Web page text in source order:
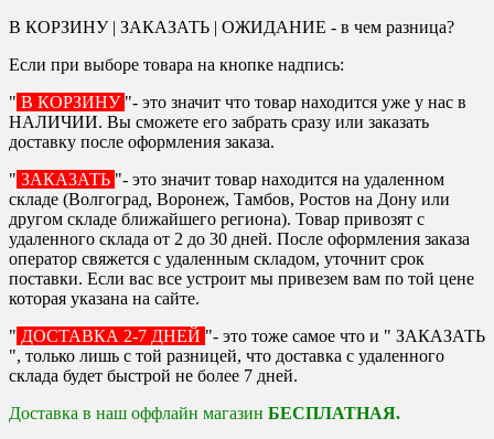
В КОРЗИНУ | ЗАКАЗАТЬ | ОЖИДАНИЕ - в чем разница?
Если при выборе товара на кнопке надпись:
" В КОРЗИНУ "- это значит что товар находится уже у нас в
НАЛИЧИИ. Вы сможете его забрать сразу или заказать
доставку после оформления заказа.
" ЗАКАЗАТЬ "- это значит товар находится на удаленном
складе (Волгоград, Воронеж, Тамбов, Ростов на Дону или
другом складе ближайшего региона). Товар привозят с
удаленного склада от 2 до 30 дней. После оформления заказа
оператор свяжется с удаленным складом, уточнит срок
поставки. Если вас все устроит мы привезем вам по той цене
которая указана на сайте.
" ДОСТАВКА 2-7 ДНЕЙ "- это тоже самое что и " ЗАКАЗАТЬ
", только лишь с той разницей, что доставка с удаленного
склада будет быстрой не более 7 дней.
Доставка в наш оффлайн магазин БЕСПЛАТНАЯ.